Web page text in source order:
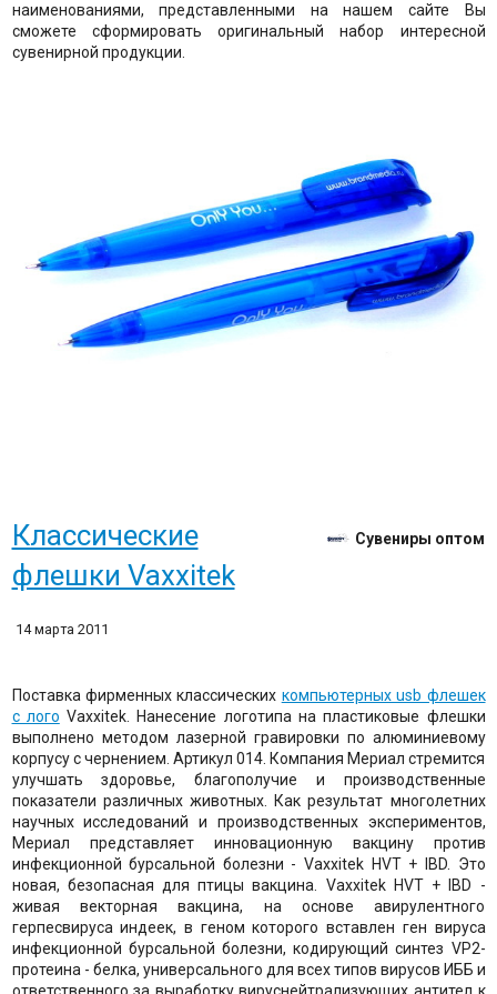
наименованиями, представленными на нашем сайте Вы
сможете сформировать оригинальный набор интересной
сувенирной продукции.
Классические
флешки Vaxxitek
Сувениры оптом
14 марта 2011
Поставка фирменных классических компьютерных usb флешек
с лого Vaxxitek. Нанесение логотипа на пластиковые флешки
выполнено методом лазерной гравировки по алюминиевому
корпусу с чернением. Артикул 014. Компания Мериал стремится
улучшать здоровье, благополучие и производственные
показатели различных животных. Как результат многолетних
научных исследований и производственных экспериментов,
Мериал представляет инновационную вакцину против
инфекционной бурсальной болезни - Vaxxitek HVT + IBD. Это
новая, безопасная для птицы вакцина. Vaxxitek HVT + IBD -
живая векторная вакцина, на основе авирулентного
герпесвируса индеек, в геном которого вставлен ген вируса
инфекционной бурсальной болезни, кодирующий синтез VP2-
протеина - белка, универсального для всех типов вирусов ИББ и